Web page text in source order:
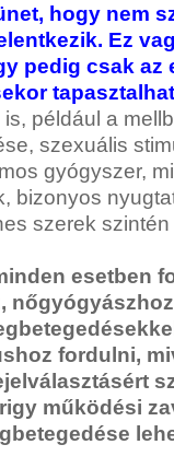
hogy nem
Ez
pedig csak az
például a
szexuális
gyógyszer,
bizonyos
szerek
esetben
fordulni,
működési